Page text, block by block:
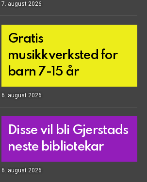
7. august 2026
Gratis
musikkverksted for
barn 7-15 år
6. august 2026
Disse vil bli Gjerstads
neste bibliotekar
6. august 2026